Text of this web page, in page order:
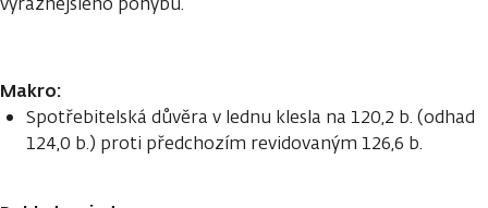
Makro:
Spotřebitelská důvěra v lednu klesla na 120,2 b. (odhad
124,0 b.) proti předchozím revidovaným 126,6 b.